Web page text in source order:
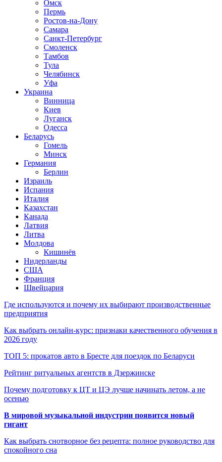
Омск
Пермь
Ростов-на-Дону
Самара
Санкт-Петербург
Смоленск
Тамбов
Тула
Челябинск
Уфа
Украина
Винница
Киев
Луганск
Одесса
Беларусь
Гомель
Минск
Германия
Берлин
Израиль
Испания
Италия
Казахстан
Канада
Латвия
Литва
Молдова
Кишинёв
Нидерланды
США
Франция
Швейцария
Где используются и почему их выбирают производственные
предприятия
Как выбрать онлайн-курс: признаки качественного обучения в
2026 году
ТОП 5: прокатов авто в Бресте для поездок по Беларуси
Рейтинг ритуальных агентств в Дзержинске
Почему подготовку к ЦТ и ЦЭ лучше начинать летом, а не
осенью
В мировой музыкальной индустрии появится новый
гигант
Как выбрать снотворное без рецепта: полное руководство для
спокойного сна